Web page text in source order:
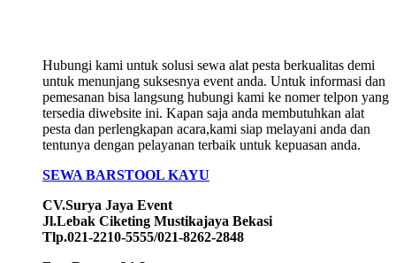
Hubungi kami untuk solusi sewa alat pesta berkualitas demi
untuk menunjang suksesnya event anda. Untuk informasi dan
pemesanan bisa langsung hubungi kami ke nomer telpon yang
tersedia diwebsite ini. Kapan saja anda membutuhkan alat
pesta dan perlengkapan acara,kami siap melayani anda dan
tentunya dengan pelayanan terbaik untuk kepuasan anda.
SEWA BARSTOOL KAYU
CV.Surya Jaya Event
Jl.Lebak Ciketing Mustikajaya Bekasi
Tlp.021-2210-5555/021-8262-2848